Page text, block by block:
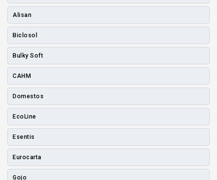
Alisan
Biclosol
Bulky Soft
CAHM
Domestos
EcoLine
Esentis
Eurocarta
Gojo